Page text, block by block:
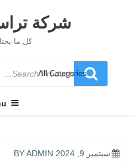
شركة
كل ما
Search
for
POSTED
سبتمبر 9, 2024 ADMIN